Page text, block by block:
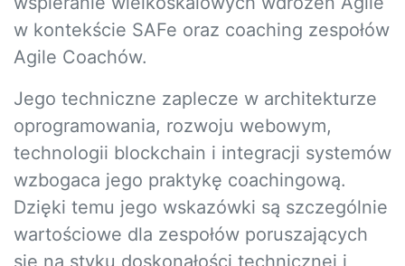
w kontekście SAFe oraz coaching zespołów
Agile Coachów.
Jego techniczne zaplecze w architekturze
oprogramowania, rozwoju webowym,
technologii blockchain i integracji systemów
wzbogaca jego praktykę coachingową.
Dzięki temu jego wskazówki są szczególnie
wartościowe dla zespołów poruszających
się na styku doskonałości technicznej i